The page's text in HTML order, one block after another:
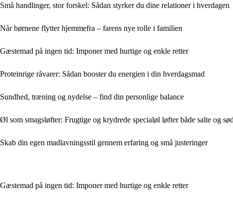
Små handlinger, stor forskel: Sådan styrker du dine relationer i hverdagen
Når børnene flytter hjemmefra – farens nye rolle i familien
Gæstemad på ingen tid: Imponer med hurtige og enkle retter
Proteinrige råvarer: Sådan booster du energien i din hverdagsmad
Sundhed, træning og nydelse – find din personlige balance
Øl som smagsløfter: Frugtige og krydrede specialøl løfter både salte og
Skab din egen madlavningsstil gennem erfaring og små justeringer
Gæstemad på ingen tid: Imponer med hurtige og enkle retter